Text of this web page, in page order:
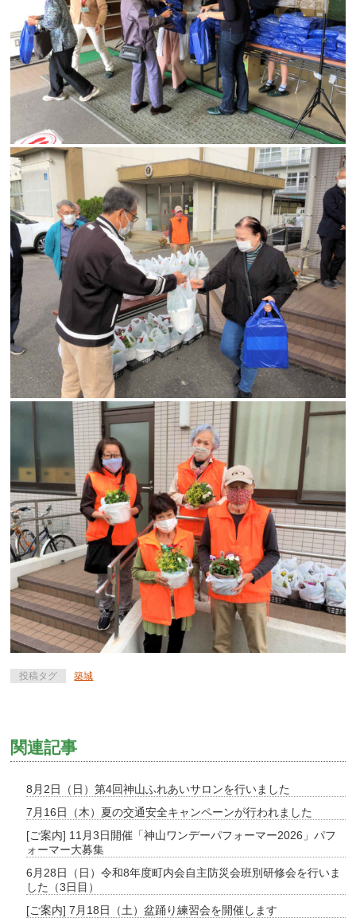
投稿タグ 築城
関連記事
8月2日（日）第4回神山ふれあいサロンを行いました
7月16日（木）夏の交通安全キャンペーンが行われました
[ご案内] 11月3日開催「神山ワンデーパフォーマー2026」パフ
ォーマー大募集
6月28日（日）令和8年度町内会自主防災会班別研修会を行いま
した（3日目）
[ご案内] 7月18日（土）盆踊り練習会を開催します